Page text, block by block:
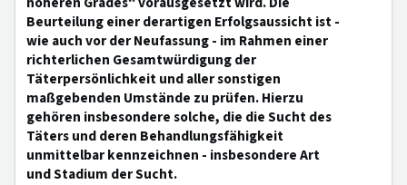
Beurteilung einer derartigen Erfolgsaussicht ist -
wie auch vor der Neufassung - im Rahmen einer
richterlichen Gesamtwürdigung der
Täterpersönlichkeit und aller sonstigen
maßgebenden Umstände zu prüfen. Hierzu
gehören insbesondere solche, die die Sucht des
Täters und deren Behandlungsfähigkeit
unmittelbar kennzeichnen - insbesondere Art
und Stadium der Sucht.